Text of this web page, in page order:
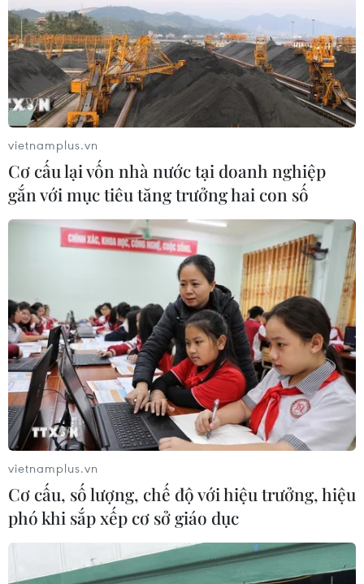
#Hướng Việt
#Hướng Lập
#Cô lập hoàn toàn Quảng Trị
Theo dõi VietnamPlus
TIN LIÊN QUAN
vietnamplus.vn
Cơ cấu lại vốn nhà nước tại doanh nghiệp
gắn với mục tiêu tăng trưởng hai con số
vietnamplus.vn
Cơ cấu, số lượng, chế độ với hiệu trưởng, hiệu
phó khi sắp xếp cơ sở giáo dục